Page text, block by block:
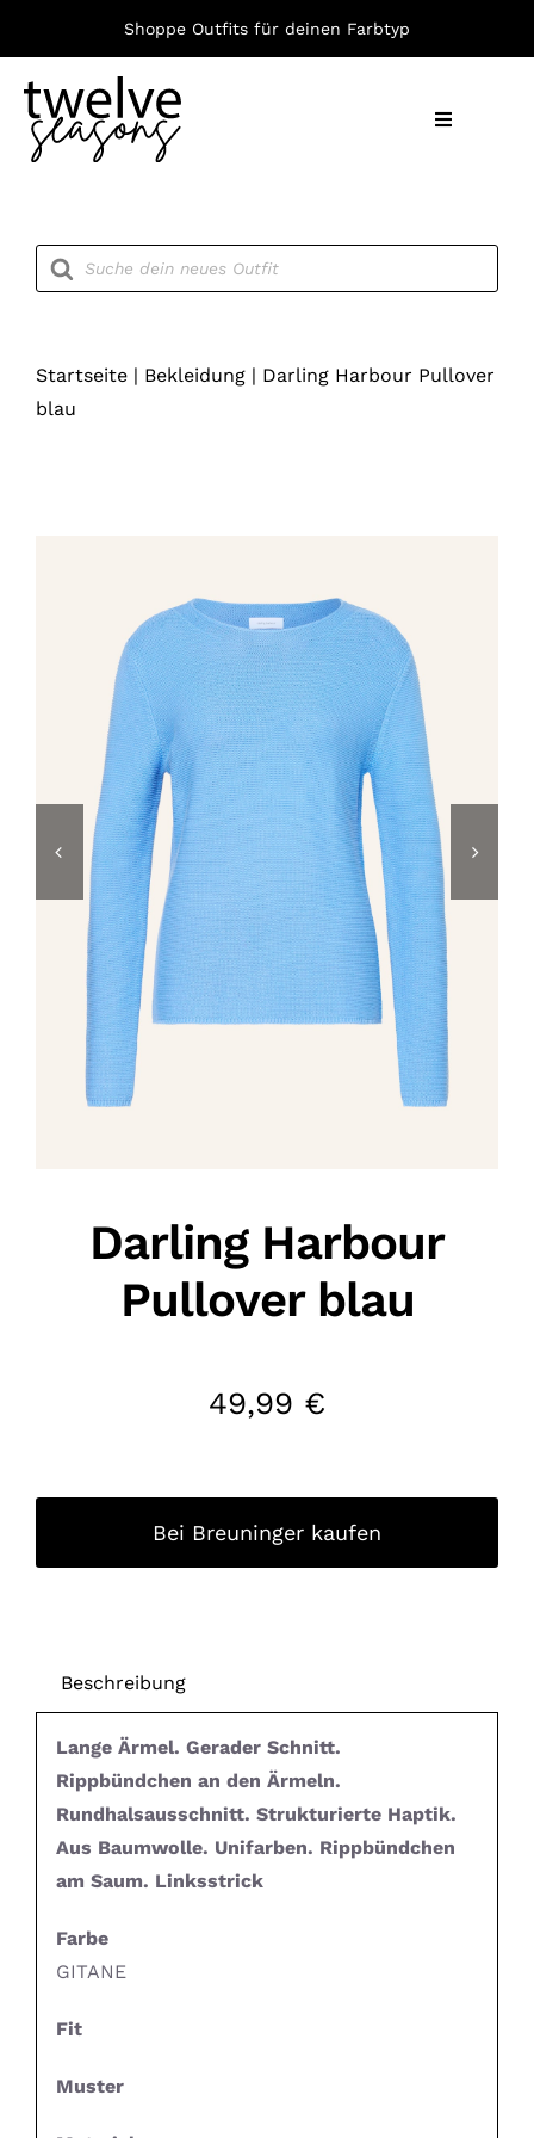
springen
Shoppe Outfits für deinen Farbtyp
Toggle
Products
search
Startseite| Bekleidung| Darling Harbour Pullover
blau
Darling Harbour
Pullover blau
49,99 €
Bei Breuninger kaufen
Beschreibung
Lange Ärmel. Gerader Schnitt.
Rippbündchen an den Ärmeln.
Rundhalsausschnitt. Strukturierte Haptik.
Aus Baumwolle. Unifarben. Rippbündchen
am Saum. Linksstrick
Farbe
GITANE
Fit
Muster